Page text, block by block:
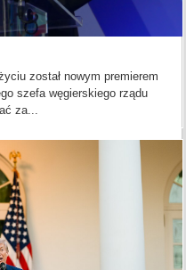
został nowym premierem
szefa węgierskiego rządu
za...